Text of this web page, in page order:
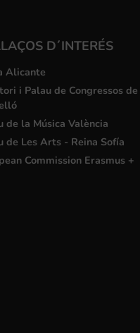
D´INTERÉS
Alicante
i Palau de Congressos de
de la Música València
de Les Arts - Reina Sofía
Commission Erasmus +